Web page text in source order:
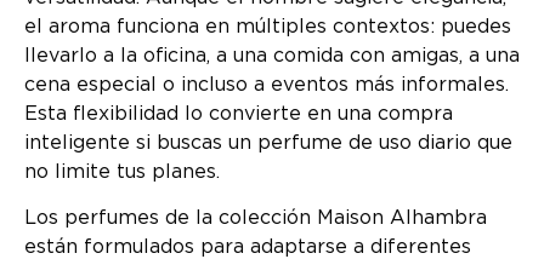
el aroma funciona en múltiples contextos: puedes
llevarlo a la oficina, a una comida con amigas, a una
cena especial o incluso a eventos más informales.
Esta flexibilidad lo convierte en una compra
inteligente si buscas un perfume de uso diario que
no limite tus planes.
Los perfumes de la colección Maison Alhambra
están formulados para adaptarse a diferentes